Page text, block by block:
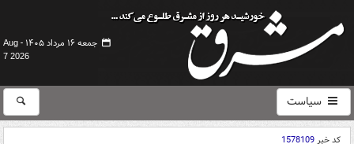
جمعه ۱۶ مرداد ۱۴۰۵ -
Aug
7 2026
سیاست
کد خبر1578109